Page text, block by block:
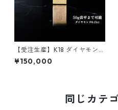
【受注生産】K18 ダイヤモンド
ペンダント｜煉瓦ビーズモチ
ーフ｜50g喜平まで対応 ｜cu
¥150,000
同じカテ